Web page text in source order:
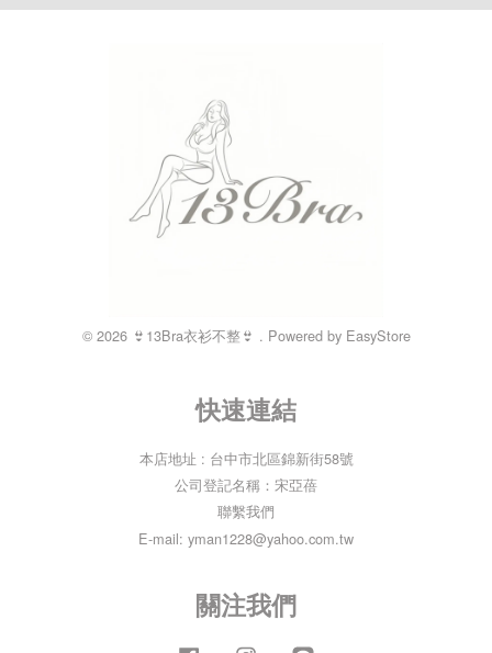
© 2026 👙13Bra衣衫不整👙 . Powered by EasyStore
快速連結
本店地址 : 台中市北區錦新街58號
公司登記名稱：宋亞蓓
聯繫我們
E-mail: yman1228@yahoo.com.tw
關注我們